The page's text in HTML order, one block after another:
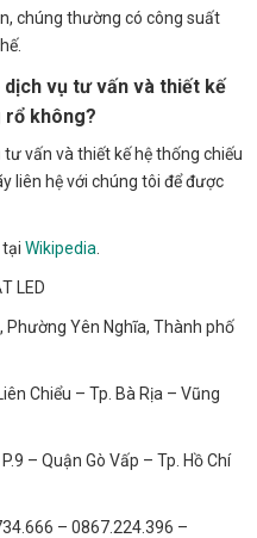
chúng thường có công suất
dịch vụ tư vấn và thiết kế
rổ không?
vấn và thiết kế hệ thống chiếu
liên hệ với chúng tôi để được
Wikipedia
LED
Yên Nghĩa, Thành phố
Chiểu – Tp. Bà Rịa – Vũng
– Quận Gò Vấp – Tp. Hồ Chí
– 0867.224.396 –